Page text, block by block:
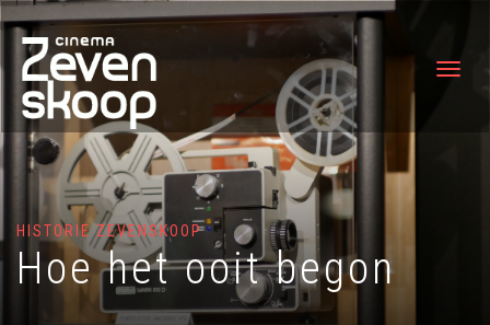
HISTORIE ZEVENSKOOP
Hoe het ooit begon